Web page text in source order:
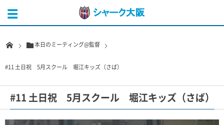
本日のミーティング@監督
#11 土日祝 5月スクール 堀江キッズ（さば）
#11 土日祝 5月スクール 堀江キッズ（さば）